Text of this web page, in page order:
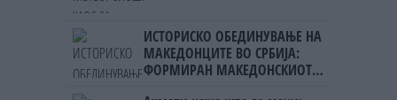
ИСТОРИСКО ОБЕДИНУВАЊЕ НА
МАКЕДОНЦИТЕ ВО СРБИЈА:
ФОРМИРАН МАКЕДОНСКИОТ